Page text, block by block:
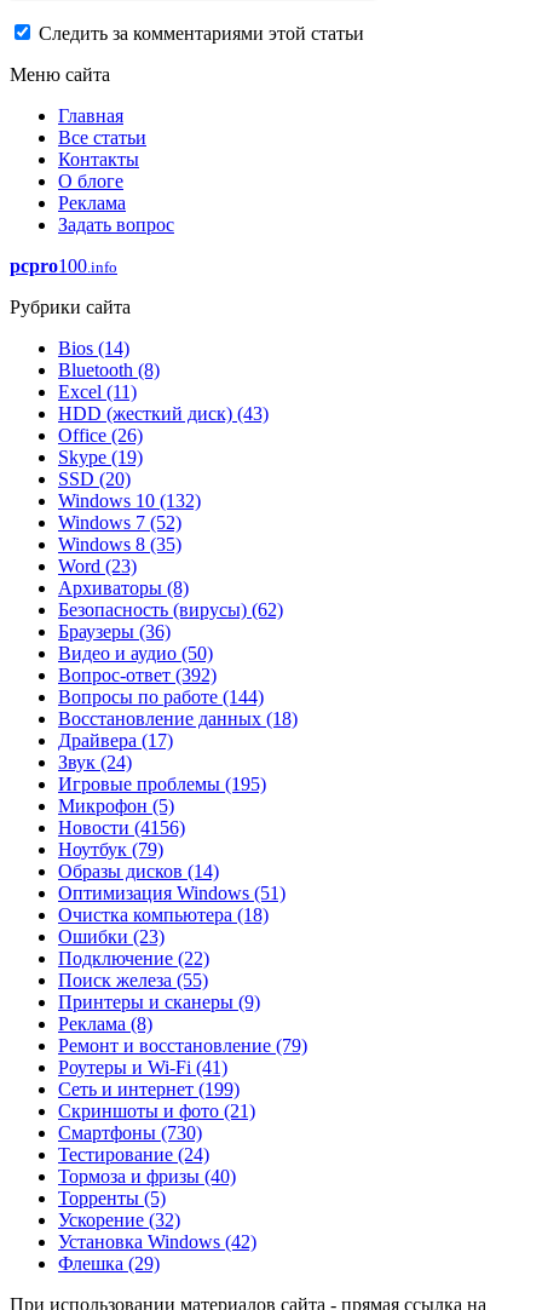
Следить за комментариями этой статьи
Меню сайта
Главная
Все статьи
Контакты
О блоге
Реклама
Задать вопрос
pcpro100.info
Рубрики сайта
Bios (14)
Bluetooth (8)
Excel (11)
HDD (жесткий диск) (43)
Office (26)
Skype (19)
SSD (20)
Windows 10 (132)
Windows 7 (52)
Windows 8 (35)
Word (23)
Архиваторы (8)
Безопасность (вирусы) (62)
Браузеры (36)
Видео и аудио (50)
Вопрос-ответ (392)
Вопросы по работе (144)
Восстановление данных (18)
Драйвера (17)
Звук (24)
Игровые проблемы (195)
Микрофон (5)
Новости (4156)
Ноутбук (79)
Образы дисков (14)
Оптимизация Windows (51)
Очистка компьютера (18)
Ошибки (23)
Подключение (22)
Поиск железа (55)
Принтеры и сканеры (9)
Реклама (8)
Ремонт и восстановление (79)
Роутеры и Wi-Fi (41)
Сеть и интернет (199)
Скриншоты и фото (21)
Смартфоны (730)
Тестирование (24)
Тормоза и фризы (40)
Торренты (5)
Ускорение (32)
Установка Windows (42)
Флешка (29)
При использовании материалов сайта - прямая ссылка на